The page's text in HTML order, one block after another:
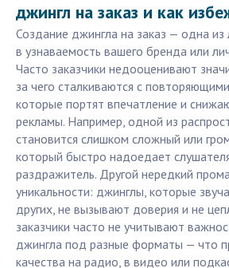
джингл на заказ и как
Создание джингла на заказ — одна из
в узнаваемость вашего бренда или
Часто заказчики недооценивают
за чего сталкиваются с
которые портят впечатление и
рекламы. Например, одной из
становится слишком сложный или
который быстро надоедает
раздражитель. Другой нередкий
уникальности: джинглы, которые
других, не вызывают доверия и не
заказчики часто не учитывают
джингла под разные форматы — что
качества на радио, в видео или